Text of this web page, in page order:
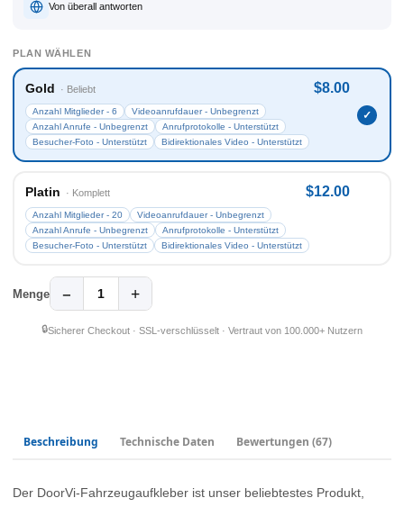
Von überall antworten
PLAN WÄHLEN
Gold · Beliebt $8.00
Anzahl Mitglieder - 6
Videoanrufdauer - Unbegrenzt
Anzahl Anrufe - Unbegrenzt
Anrufprotokolle - Unterstützt
Besucher-Foto - Unterstützt
Bidirektionales Video - Unterstützt
Platin · Komplett $12.00
Anzahl Mitglieder - 20
Videoanrufdauer - Unbegrenzt
Anzahl Anrufe - Unbegrenzt
Anrufprotokolle - Unterstützt
Besucher-Foto - Unterstützt
Bidirektionales Video - Unterstützt
Menge − 1 +
🔒Sicherer Checkout · SSL-verschlüsselt · Vertraut von 100.000+ Nutzern
Beschreibung Technische Daten Bewertungen (67)
Der DoorVi-Fahrzeugaufkleber ist unser beliebtestes Produkt,